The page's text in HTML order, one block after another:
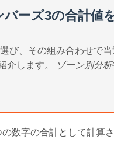
バーズ3の合計値
び、その組み合わせで
介します。
ゾーン別分析
数字の合計として計算